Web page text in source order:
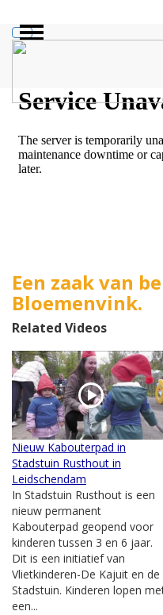
Een zaak van
Bloemenvink.
Related Videos
Nieuw Kabouterpad in
Stadstuin Rusthout in
Leidschendam
In Stadstuin Rusthout is een
nieuw permanent
Kabouterpad geopend voor
kinderen tussen 3 en 6 jaar.
Dit is een initiatief van
Vlietkinderen-De Kajuit en de
Stadstuin. Kinderen lopen
een...